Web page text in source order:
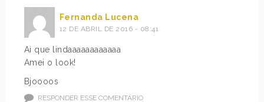
Fernanda Lucena
12 DE ABRIL DE 2016 - 08:41
Ai que lindaaaaaaaaaaaa
Amei o look!
Bjoooos
RESPONDER ESSE COMENTÁRIO